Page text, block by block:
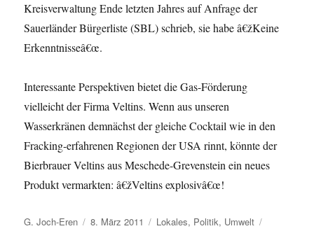
Kreisverwaltung Ende letzten Jahres auf Anfrage der
Sauerländer Bürgerliste (SBL) schrieb, sie habe â€žKeine
Erkenntnisseâ€œ.
Interessante Perspektiven bietet die Gas-Förderung
vielleicht der Firma Veltins. Wenn aus unseren
Wasserkränen demnächst der gleiche Cocktail wie in den
Fracking-erfahrenen Regionen der USA rinnt, könnte der
Bierbrauer Veltins aus Meschede-Grevenstein ein neues
Produkt vermarkten: â€žVeltins explosivâ€œ!
Autor
G. Joch-Eren
Veröffentlicht
8. März 2011 Kategorien
Lokales, Politik, Umwelt